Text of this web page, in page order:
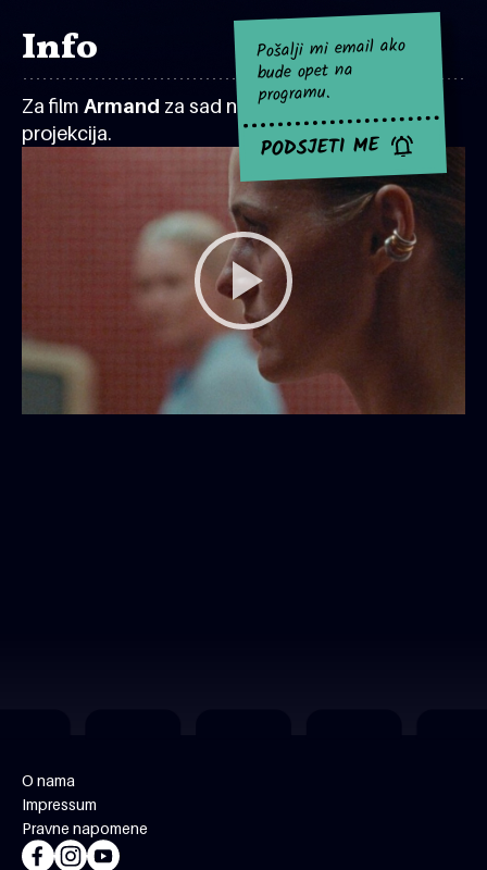
Info
Za film Armand za sad nema najavljenih
projekcija.
Pošalji mi email ako
bude opet na
programu.
PODSJETI ME
O nama
Impressum
Pravne napomene